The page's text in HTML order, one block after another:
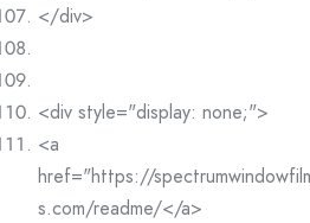
</div>
<div style="display: none;">
<a
href="https://
s.com/readme/</a>